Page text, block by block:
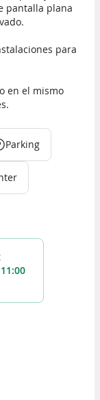
pantalla plana
para
en el mismo
Parking